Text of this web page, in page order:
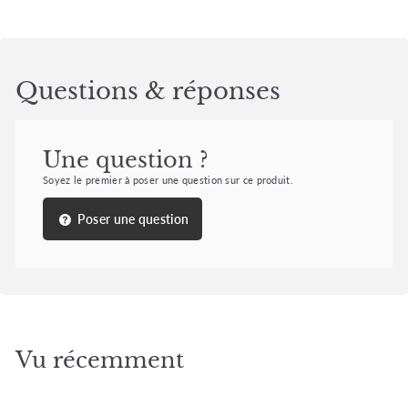
Questions & réponses
Une question ?
Soyez le premier à poser une question sur ce produit.
Poser une question
Vu récemment